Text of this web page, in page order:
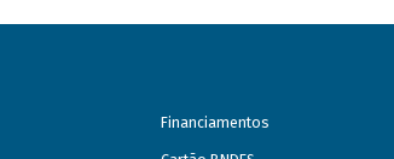
Financiamentos